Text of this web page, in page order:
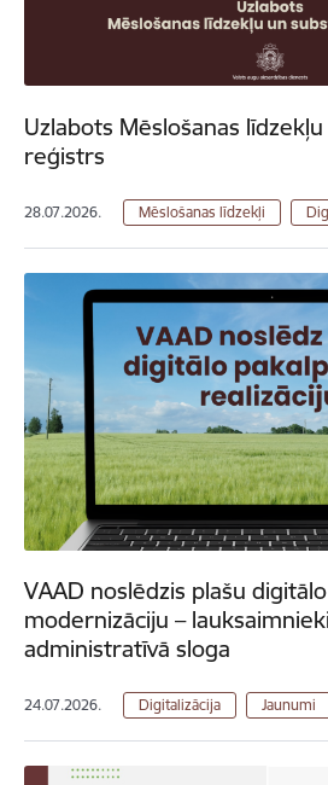
Uzlabots Mēslošanas
reģistrs
28.07.2026. Mēslošanas līdzekļi
VAAD noslēdzis plašu
modernizāciju –
administratīvā sloga
24.07.2026. Digitalizācija Jaunumi